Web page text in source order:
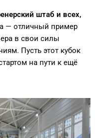
штаб и всех,
— отличный пример
в свои силы
Пусть этот кубок
на пути к ещё